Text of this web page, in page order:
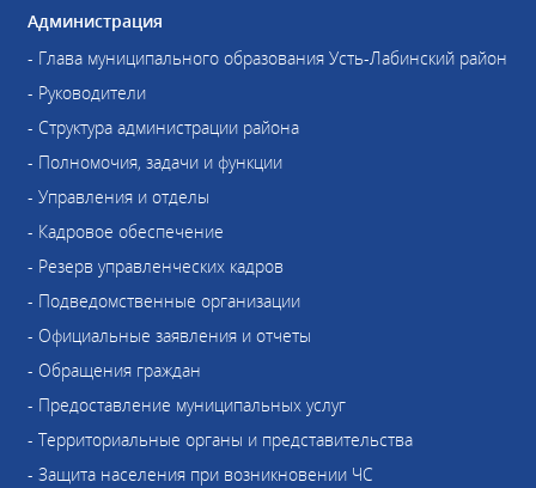
Администрация
- Глава муниципального образования Усть-Лабинский район
- Руководители
- Структура администрации района
- Полномочия, задачи и функции
- Управления и отделы
- Кадровое обеспечение
- Резерв управленческих кадров
- Подведомственные организации
- Официальные заявления и отчеты
- Обращения граждан
- Предоставление муниципальных услуг
- Территориальные органы и представительства
- Защита населения при возникновении ЧС